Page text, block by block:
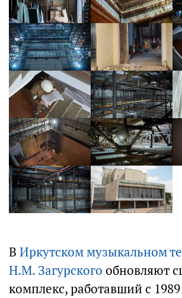
В Иркутском музыкальном
Н.М. Загурского обновляют
комплекс, работавший с 1989